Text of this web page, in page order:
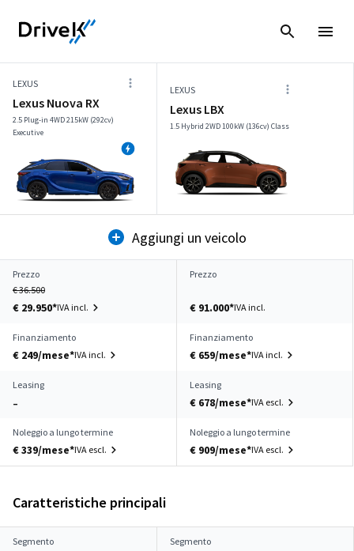
LEXUS
Lexus Nuova RX
2.5 Plug-in 4WD 215kW (292cv)
Executive
LEXUS
Lexus LBX
1.5 Hybrid 2WD 100kW (136cv) Class
Aggiungi un veicolo
Prezzo
€ 36.500
€ 29.950*IVA incl.
Prezzo
€ 91.000*IVA incl.
Finanziamento
€ 249/mese*IVA incl.
Finanziamento
€ 659/mese*IVA incl.
Leasing
–
Leasing
€ 678/mese*IVA escl.
Noleggio a lungo termine
€ 339/mese*IVA escl.
Noleggio a lungo termine
€ 909/mese*IVA escl.
Caratteristiche principali
Segmento Segmento